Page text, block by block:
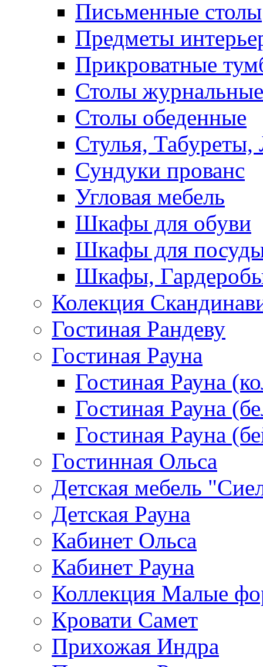
Письменные столы
Предметы
Прикроватные
Столы журнальные
Столы обеденные
Стулья, Табуреты,
Сундуки прованс
Угловая мебель
Шкафы для обуви
Шкафы для
Шкафы,
Колекция
Гостиная Рандеву
Гостиная Рауна
Гостиная Рауна
Гостиная Рауна
Гостиная Рауна
Гостинная Ольса
Детская мебель
Детская Рауна
Кабинет Ольса
Кабинет Рауна
Коллекция Малые
Кровати Самет
Прихожая Индра